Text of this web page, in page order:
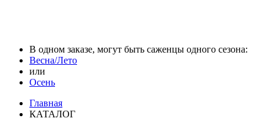
В одном заказе, могут быть саженцы одного сезона:
Весна/Лето
или
Осень
Главная
КАТАЛОГ